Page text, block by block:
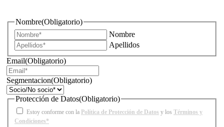
Nombre(Obligatorio)
Nombre
Apellidos
Email(Obligatorio)
Segmentacion(Obligatorio)
Protección de Datos(Obligatorio)
Estoy conforme con la Política de Protección de Datos y los Términos y
Condiciones*